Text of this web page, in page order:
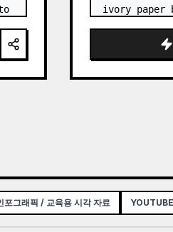
ivory paper
포그래픽 / 교육용 시각 자료